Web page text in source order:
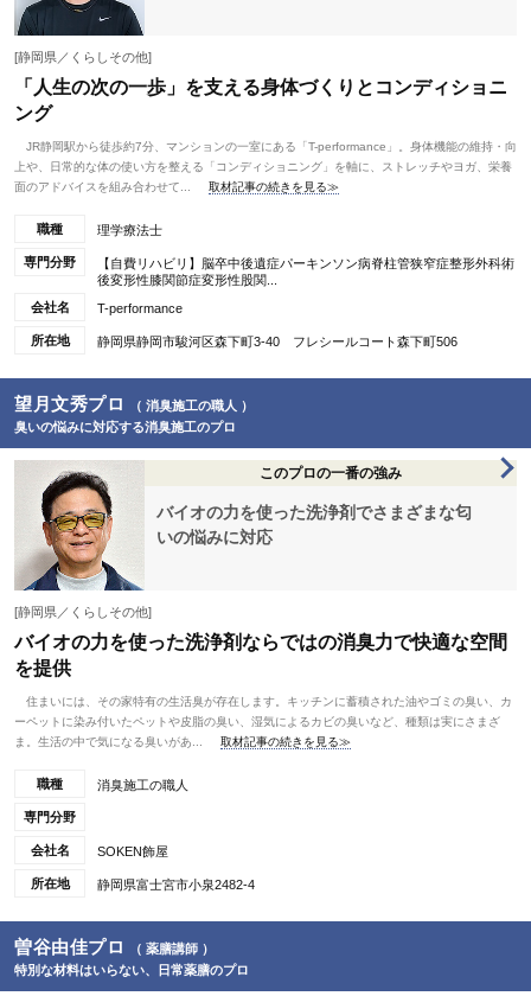
[静岡県／くらしその他]
「人生の次の一歩」を支える身体づくりとコンディショニ
ング
JR静岡駅から徒歩約7分、マンションの一室にある「T-performance」。身体機能の維持・向
上や、日常的な体の使い方を整える「コンディショニング」を軸に、ストレッチやヨガ、栄養
面のアドバイスを組み合わせて...
取材記事の続きを見る≫
職種 理学療法士
専門分野
【自費リハビリ】脳卒中後遺症パーキンソン病脊柱管狭窄症整形外科術
後変形性膝関節症変形性股関...
会社名
T-performance
所在地 静岡県静岡市駿河区森下町3-40 フレシールコート森下町506
望月文秀プロ
（ 消臭施工の職人 ）
臭いの悩みに対応する消臭施工のプロ
このプロの一番の強み
バイオの力を使った洗浄剤でさまざまな匂
いの悩みに対応
[静岡県／くらしその他]
バイオの力を使った洗浄剤ならではの消臭力で快適な空間
を提供
住まいには、その家特有の生活臭が存在します。キッチンに蓄積された油やゴミの臭い、カ
ーペットに染み付いたペットや皮脂の臭い、湿気によるカビの臭いなど、種類は実にさまざ
ま。生活の中で気になる臭いがあ...
取材記事の続きを見る≫
職種 消臭施工の職人
専門分野
会社名 SOKEN飾屋
所在地 静岡県富士宮市小泉2482-4
曽谷由佳プロ
（ 薬膳講師 ）
特別な材料はいらない、日常薬膳のプロ